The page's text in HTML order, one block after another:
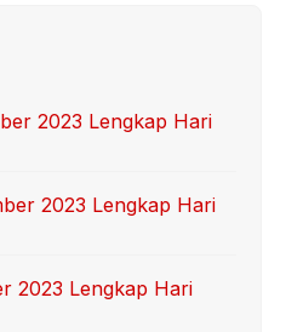
2023 Lengkap Hari
2023 Lengkap Hari
2023 Lengkap Hari